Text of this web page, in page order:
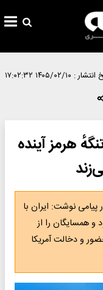
انتشار : ۱۴۰۵/۰۲/۱۰ ۱۷:۰۲:۳۲
هرمز آینده
نوشت: ایران با
و همسایگان را از
و دخالت آمریکا